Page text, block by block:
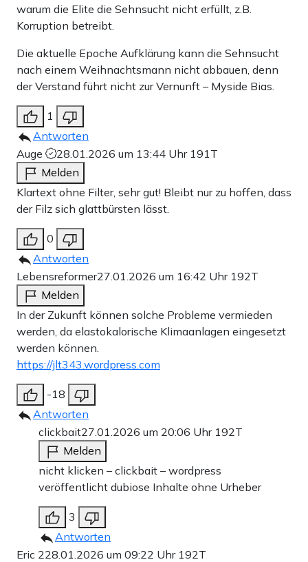
warum die Elite die Sehnsucht nicht erfüllt, z.B.
Korruption betreibt.
Die aktuelle Epoche Aufklärung kann die Sehnsucht
nach einem Weihnachtsmann nicht abbauen, denn
der Verstand führt nicht zur Vernunft – Myside Bias.
1
Antworten
Auge
28.01.2026 um 13:44 Uhr 191T
Melden
Klartext ohne Filter, sehr gut! Bleibt nur zu hoffen, dass
der Filz sich glattbürsten lässt.
0
Antworten
Lebensreformer27.01.2026 um 16:42 Uhr 192T
Melden
In der Zukunft können solche Probleme vermieden
werden, da elastokalorische Klimaanlagen eingesetzt
werden können.
https://jlt343.wordpress.com
-18
Antworten
clickbait27.01.2026 um 20:06 Uhr 192T
Melden
nicht klicken – clickbait – wordpress
veröffentlicht dubiose Inhalte ohne Urheber
3
Antworten
Eric 228.01.2026 um 09:22 Uhr 192T